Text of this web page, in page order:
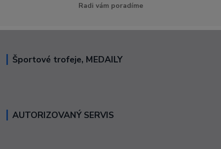
Radi vám poradíme
Športové trofeje, MEDAILY
AUTORIZOVANÝ SERVIS